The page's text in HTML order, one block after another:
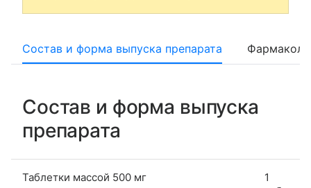
Состав и форма выпуска препарата
Состав и форма выпуска
препарата
Таблетки массой 500 мг
1